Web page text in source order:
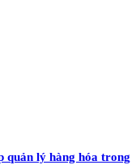
quản lý hàng hóa trong